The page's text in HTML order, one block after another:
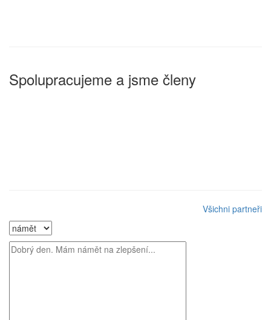
Spolupracujeme a jsme členy
Všichni partneři